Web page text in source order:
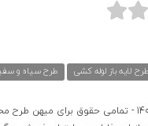
طرح لایه باز لوله کشی طرح سیاه و